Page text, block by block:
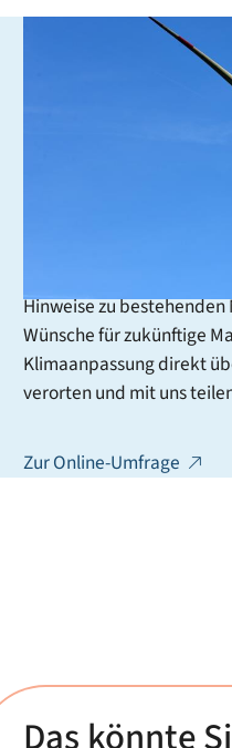
Um auf den
Stadtverwaltung ein
gesamten Stadtkreis. Ziel
entwickeln, die unsere
gegenüber den Folgen
Dabei sind Ihre
Über diese Umfrage
Hinweise zu
Wünsche für zukünftige
Klimaanpassung direkt
verorten und mit uns
Zur Online-Umfrage